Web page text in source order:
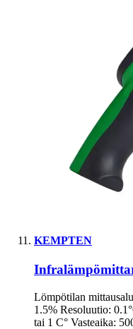
KEMPTEN
Lömpötilan
1.5% Resoluutio:
tai 1 C° Vasteaika: